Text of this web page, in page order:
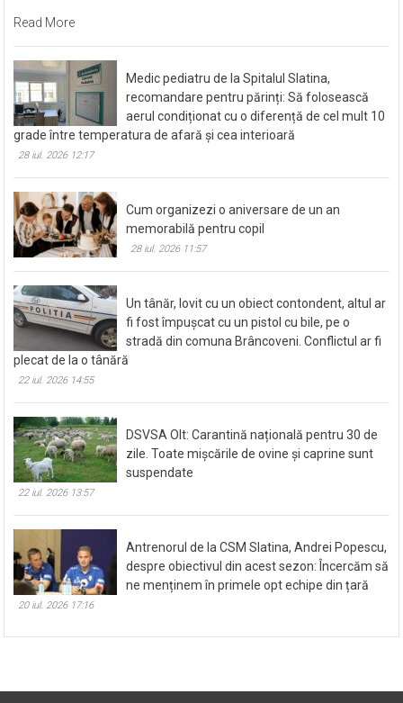
Read More
Medic pediatru de la Spitalul Slatina,
recomandare pentru părinți: Să folosească
aerul condiționat cu o diferență de cel mult 10
grade între temperatura de afară și cea interioară
28 iul. 2026 12:17
Cum organizezi o aniversare de un an
memorabilă pentru copil
28 iul. 2026 11:57
Un tânăr, lovit cu un obiect contondent, altul ar
fi fost împușcat cu un pistol cu bile, pe o
stradă din comuna Brâncoveni. Conflictul ar fi
plecat de la o tânără
22 iul. 2026 14:55
DSVSA Olt: Carantină națională pentru 30 de
zile. Toate mișcările de ovine și caprine sunt
suspendate
22 iul. 2026 13:57
Antrenorul de la CSM Slatina, Andrei Popescu,
despre obiectivul din acest sezon: Încercăm să
ne menținem în primele opt echipe din țară
20 iul. 2026 17:16